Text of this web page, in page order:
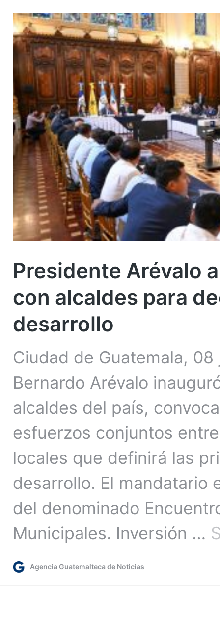
Presidente Arévalo
con alcaldes para
desarrollo
Ciudad de Guatemala,
Bernardo Arévalo
alcaldes del país,
esfuerzos conjuntos
locales que definirá las
desarrollo. El mandatario
del denominado
Municipales. Inversión …
Agencia Guatemalteca de Noticias